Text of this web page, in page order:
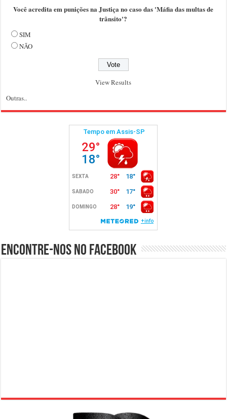
Você acredita em punições na Justiça no caso das 'Máfia das multas de
trânsito'?
SIM
NÃO
View Results
Outras..
Encontre-nos no Facebook